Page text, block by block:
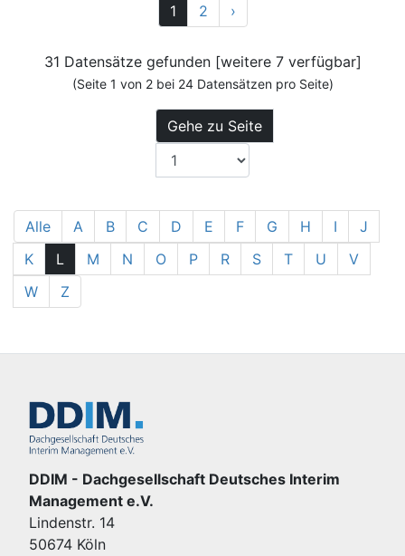
1 2 ›Vor
31 Datensätze gefunden [weitere 7 verfügbar]
(Seite 1 von 2 bei 24 Datensätzen pro Seite)
Gehe zu Seite
Alle A B C D E F G H I
J
K
L M N O P R S T U
V
W
Z
DDIM - Dachgesellschaft Deutsches Interim
Management e.V.
Lindenstr. 14
50674 Köln